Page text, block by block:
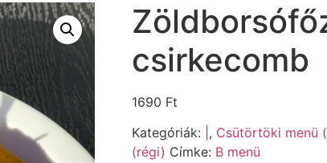
csirkecomb
1690 Ft
Kategóriák: , Csütörtöki menü
(régi) Címke: B menü